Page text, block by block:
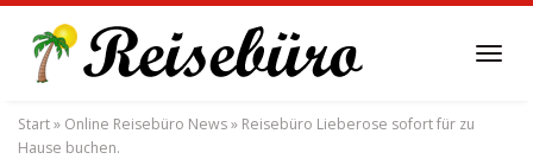
main
content
Start» Online Reisebüro News» Reisebüro Lieberose sofort für zu
Hause buchen.